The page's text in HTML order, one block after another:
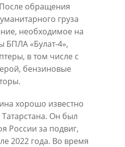
обращения
груза
необходимое на
БПЛА «Булат-4»,
в том числе с
бензиновые
хорошо известно
Он был
России за подвиг,
2022 года. Во время